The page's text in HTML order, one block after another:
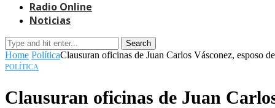
Radio Online
Noticias
Search
Home PolíticaClausuran oficinas de Juan Carlos Vásconez, esposo
POLÍTICA
Clausuran oficinas de Juan